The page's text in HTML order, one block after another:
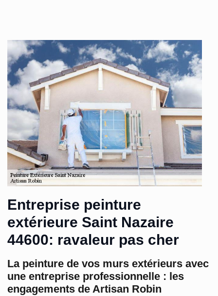
Entreprise peinture
extérieure Saint Nazaire
44600: ravaleur pas cher
La peinture de vos murs extérieurs avec
une entreprise professionnelle : les
engagements de Artisan Robin